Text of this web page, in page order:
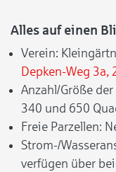
Alles auf einen
Verein:
Depken-Weg 3a,
Anzahl/Größe
340 und 650
Freie Parzellen:
Strom-/
verfügen über